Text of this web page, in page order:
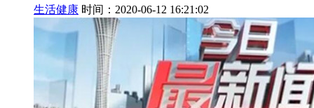
生活健康 时间：2020-06-12 16:21:02